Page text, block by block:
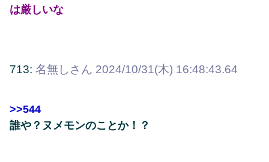
は厳しいな
713: 名無しさん 2024/10/31(木) 16:48:43.64
>>544
誰や？ヌメモンのことか！？